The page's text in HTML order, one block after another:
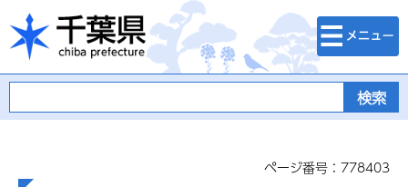
千葉県
検索・メニュ
ー
ページ番号：778403